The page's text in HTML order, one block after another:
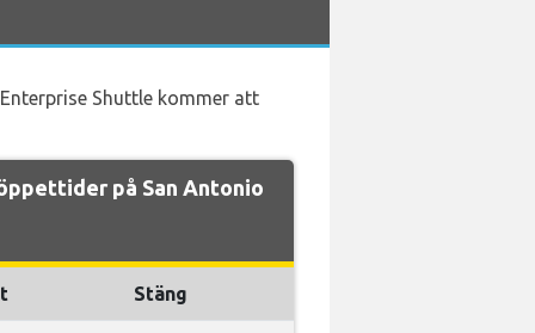
Shuttle kommer att
på San Antonio
Stäng